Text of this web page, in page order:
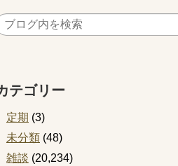
テゴリー
定期 (3)
未分類 (48)
雑談 (20,234)